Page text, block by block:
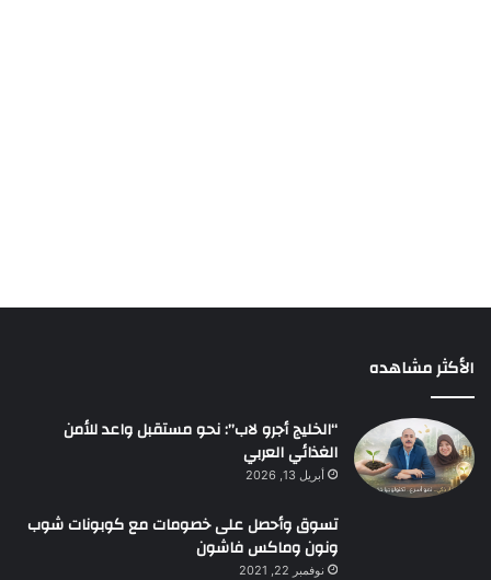
الأكثر مشاهده
“الخليج أجرو لاب”: نحو مستقبل واعد للأمن
الغذائي العربي
أبريل 13, 2026
تسوق وأحصل على خصومات مع كوبونات شوب
ونون وماكس فاشون
نوفمبر 22, 2021